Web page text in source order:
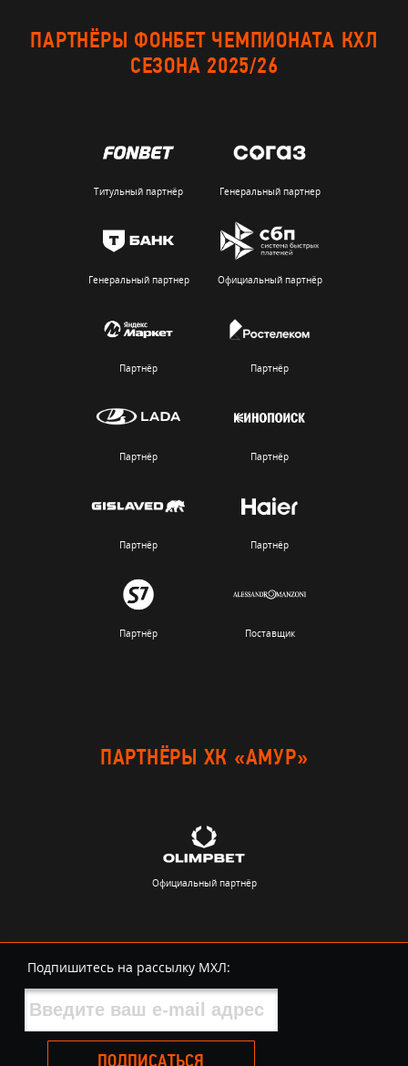
ПАРТНЁРЫ ФОНБЕТ ЧЕМПИОНАТА КХЛ
СЕЗОНА 2025/26
Титульный партнёр Генеральный партнер
Генеральный партнер Официальный партнёр
Партнёр Партнёр
Партнёр Партнёр
Партнёр Партнёр
Партнёр Поставщик
ПАРТНЁРЫ ХК «АМУР»
Официальный партнёр
Подпишитесь на рассылку МХЛ: